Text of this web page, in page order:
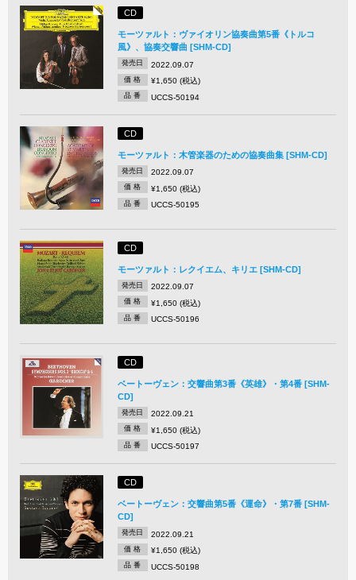
CD
モーツァルト：ヴァイオリン協奏曲第5番《トルコ
風》、協奏交響曲 [SHM-CD]
発売日 2022.09.07
価 格 ¥1,650 (税込)
品 番 UCCS-50194
CD
モーツァルト：木管楽器のための協奏曲集 [SHM-CD]
発売日 2022.09.07
価 格 ¥1,650 (税込)
品 番 UCCS-50195
CD
モーツァルト：レクイエム、キリエ [SHM-CD]
発売日 2022.09.07
価 格 ¥1,650 (税込)
品 番 UCCS-50196
CD
ベートーヴェン：交響曲第3番《英雄》・第4番 [SHM-
CD]
発売日 2022.09.21
価 格 ¥1,650 (税込)
品 番 UCCS-50197
CD
ベートーヴェン：交響曲第5番《運命》・第7番 [SHM-
CD]
発売日 2022.09.21
価 格 ¥1,650 (税込)
品 番 UCCS-50198